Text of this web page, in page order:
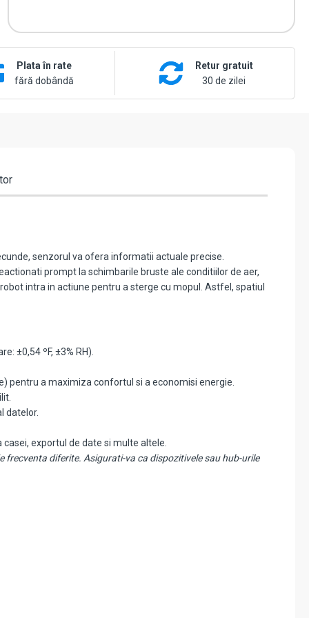
Plata în rate
fără dobândă
Retur gratuit
30 de zilei
senzorul va ofera informatii actuale precise.
prompt la schimbarile bruste ale conditiilor de aer,
intra in actiune pentru a sterge cu mopul. Astfel, spatiul
±0,54 ºF, ±3% RH).
pentru a maximiza confortul si a economisi energie.
datelor.
exportul de date si multe altele.
diferite. Asigurati-va ca dispozitivele sau hub-urile